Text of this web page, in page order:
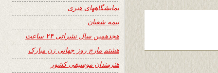
نمایشگاههای هنری
نیمه شعبان
هجدهمین سال نشراتی ۲۴ ساعت
هشتم مارچ روز جهانی زن مبارک
هنرمندان موسیقی کشور